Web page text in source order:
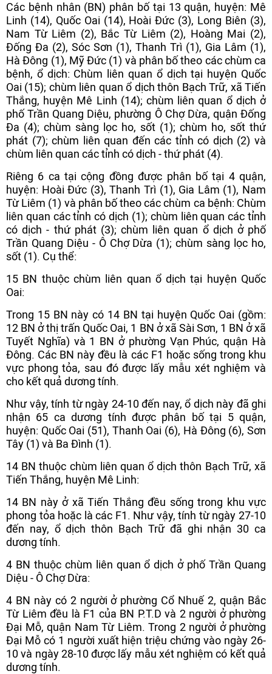
Các bệnh nhân (BN) phân bố tại 13 quận, huyện: Mê
Linh (14), Quốc Oai (14), Hoài Đức (3), Long Biên (3),
Nam Từ Liêm (2), Bắc Từ Liêm (2), Hoàng Mai (2),
Đống Đa (2), Sóc Sơn (1), Thanh Trì (1), Gia Lâm (1),
Hà Đông (1), Mỹ Đức (1) và phân bố theo các chùm ca
bệnh, ổ dịch: Chùm liên quan ổ dịch tại huyện Quốc
Oai (15); chùm liên quan ổ dịch thôn Bạch Trữ, xã Tiến
Thắng, huyện Mê Linh (14); chùm liên quan ổ dịch ở
phố Trần Quang Diệu, phường Ô Chợ Dừa, quận Đống
Đa (4); chùm sàng lọc ho, sốt (1); chùm ho, sốt thứ
phát (7); chùm liên quan đến các tỉnh có dịch (2) và
chùm liên quan các tỉnh có dịch - thứ phát (4).
Riêng 6 ca tại cộng đồng được phân bố tại 4 quận,
huyện: Hoài Đức (3), Thanh Trì (1), Gia Lâm (1), Nam
Từ Liêm (1) và phân bố theo các chùm ca bệnh: Chùm
liên quan các tỉnh có dịch (1); chùm liên quan các tỉnh
có dịch - thứ phát (3); chùm liên quan ổ dịch ở phố
Trần Quang Diệu - Ô Chợ Dừa (1); chùm sàng lọc ho,
sốt (1). Cụ thể:
15 BN thuộc chùm liên quan ổ dịch tại huyện Quốc
Oai:
Trong 15 BN này có 14 BN tại huyện Quốc Oai (gồm:
12 BN ở thị trấn Quốc Oai, 1 BN ở xã Sài Sơn, 1 BN ở xã
Tuyết Nghĩa) và 1 BN ở phường Vạn Phúc, quận Hà
Đông. Các BN này đều là các F1 hoặc sống trong khu
vực phong tỏa, sau đó được lấy mẫu xét nghiệm và
cho kết quả dương tính.
Như vậy, tính từ ngày 24-10 đến nay, ổ dịch này đã ghi
nhận 65 ca dương tính được phân bố tại 5 quận,
huyện: Quốc Oai (51), Thanh Oai (6), Hà Đông (6), Sơn
Tây (1) và Ba Đình (1).
14 BN thuộc chùm liên quan ổ dịch thôn Bạch Trữ, xã
Tiến Thắng, huyện Mê Linh:
14 BN này ở xã Tiến Thắng đều sống trong khu vực
phong tỏa hoặc là các F1. Như vậy, tính từ ngày 27-10
đến nay, ổ dịch thôn Bạch Trữ đã ghi nhận 30 ca
dương tính.
4 BN thuộc chùm liên quan ổ dịch ở phố Trần Quang
Diệu - Ô Chợ Dừa:
4 BN này có 2 người ở phường Cổ Nhuế 2, quận Bắc
Từ Liêm đều là F1 của BN P.T.D và 2 người ở phường
Đại Mỗ, quận Nam Từ Liêm. Trong 2 người ở phường
Đại Mỗ có 1 người xuất hiện triệu chứng vào ngày 26-
10 và ngày 28-10 được lấy mẫu xét nghiệm có kết quả
dương tính.